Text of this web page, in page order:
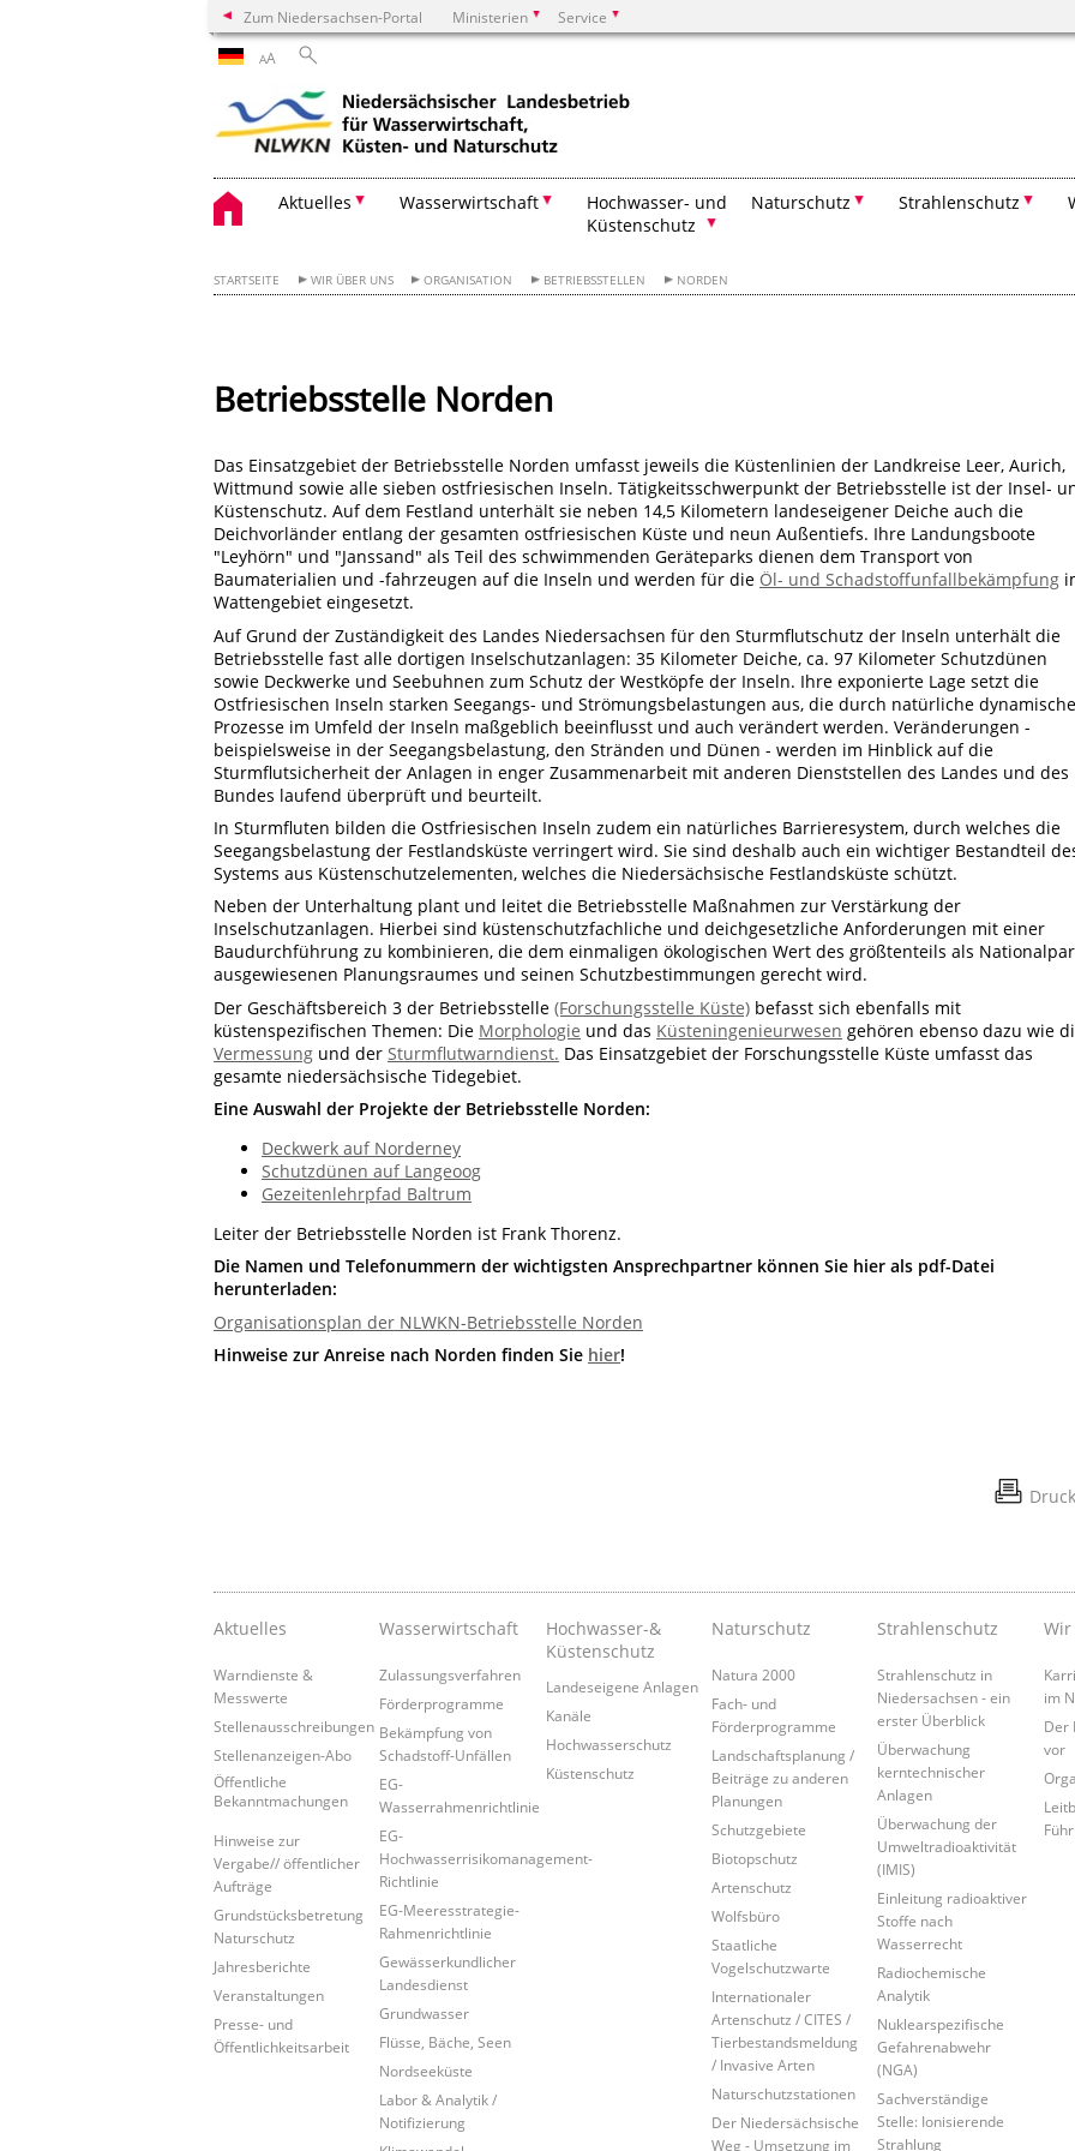
Zum Niedersachsen-Portal Ministerien Service
AA
Aktuelles Wasserwirtschaft
Hochwasser- und
Küstenschutz
Naturschutz Strahlenschutz
STARTSEITE WIR ÜBER UNS ORGANISATION BETRIEBSSTELLEN NORDEN
Betriebsstelle Norden
Das Einsatzgebiet der Betriebsstelle Norden umfasst jeweils die Küstenlinien der Landkreise Leer, Aurich,
Wittmund sowie alle sieben ostfriesischen Inseln. Tätigkeitsschwerpunkt der Betriebsstelle ist der Insel-
Küstenschutz. Auf dem Festland unterhält sie neben 14,5 Kilometern landeseigener Deiche auch die
Deichvorländer entlang der gesamten ostfriesischen Küste und neun Außentiefs. Ihre Landungsboote
"Leyhörn" und "Janssand" als Teil des schwimmenden Geräteparks dienen dem Transport von
Baumaterialien und -fahrzeugen auf die Inseln und werden für die Öl- und Schadstoffunfallbekämpfung
Wattengebiet eingesetzt.
Auf Grund der Zuständigkeit des Landes Niedersachsen für den Sturmflutschutz der Inseln unterhält die
Betriebsstelle fast alle dortigen Inselschutzanlagen: 35 Kilometer Deiche, ca. 97 Kilometer Schutzdünen
sowie Deckwerke und Seebuhnen zum Schutz der Westköpfe der Inseln. Ihre exponierte Lage setzt die
Ostfriesischen Inseln starken Seegangs- und Strömungsbelastungen aus, die durch natürliche dynamische
Prozesse im Umfeld der Inseln maßgeblich beeinflusst und auch verändert werden. Veränderungen -
beispielsweise in der Seegangsbelastung, den Stränden und Dünen - werden im Hinblick auf die
Sturmflutsicherheit der Anlagen in enger Zusammenarbeit mit anderen Dienststellen des Landes und des
Bundes laufend überprüft und beurteilt.
In Sturmfluten bilden die Ostfriesischen Inseln zudem ein natürliches Barrieresystem, durch welches die
Seegangsbelastung der Festlandsküste verringert wird. Sie sind deshalb auch ein wichtiger Bestandteil
Systems aus Küstenschutzelementen, welches die Niedersächsische Festlandsküste schützt.
Neben der Unterhaltung plant und leitet die Betriebsstelle Maßnahmen zur Verstärkung der
Inselschutzanlagen. Hierbei sind küstenschutzfachliche und deichgesetzliche Anforderungen mit einer
Baudurchführung zu kombinieren, die dem einmaligen ökologischen Wert des größtenteils als
ausgewiesenen Planungsraumes und seinen Schutzbestimmungen gerecht wird.
Der Geschäftsbereich 3 der Betriebsstelle (Forschungsstelle Küste) befasst sich ebenfalls mit
küstenspezifischen Themen: Die Morphologie und das Küsteningenieurwesen gehören ebenso dazu wie
Vermessung und der Sturmflutwarndienst. Das Einsatzgebiet der Forschungsstelle Küste umfasst das
gesamte niedersächsische Tidegebiet.
Eine Auswahl der Projekte der Betriebsstelle Norden:
Deckwerk auf Norderney
Schutzdünen auf Langeoog
Gezeitenlehrpfad Baltrum
Leiter der Betriebsstelle Norden ist Frank Thorenz.
Die Namen und Telefonummern der wichtigsten Ansprechpartner können Sie hier als pdf-Datei
herunterladen:
Organisationsplan der NLWKN-Betriebsstelle Norden
Hinweise zur Anreise nach Norden finden Sie hier!
Aktuelles
Warndienste &
Messwerte
Stellenausschreibungen
Stellenanzeigen-Abo
Öffentliche
Bekanntmachungen
Hinweise zur
Vergabe// öffentlicher
Aufträge
Grundstücksbetretung
Naturschutz
Jahresberichte
Veranstaltungen
Presse- und
Öffentlichkeitsarbeit
Wasserwirtschaft
Zulassungsverfahren
Förderprogramme
Bekämpfung von
Schadstoff-Unfällen
EG-
Wasserrahmenrichtlinie
EG-
Hochwasserrisikomanagement-
Richtlinie
EG-Meeresstrategie-
Rahmenrichtlinie
Gewässerkundlicher
Landesdienst
Grundwasser
Flüsse, Bäche, Seen
Nordseeküste
Labor & Analytik /
Notifizierung
Hochwasser-&
Küstenschutz
Landeseigene Anlagen
Kanäle
Hochwasserschutz
Küstenschutz
Naturschutz
Natura 2000
Fach- und
Förderprogramme
Landschaftsplanung /
Beiträge zu anderen
Planungen
Schutzgebiete
Biotopschutz
Artenschutz
Wolfsbüro
Staatliche
Vogelschutzwarte
Internationaler
Artenschutz / CITES /
Tierbestandsmeldung
/ Invasive Arten
Naturschutzstationen
Der Niedersächsische
Weg - Umsetzung im
Strahlenschutz
Strahlenschutz in
Niedersachsen - ein
erster Überblick
Überwachung
kerntechnischer
Anlagen
Überwachung der
Umweltradioaktivität
(IMIS)
Einleitung radioaktiver
Stoffe nach
Wasserrecht
Radiochemische
Analytik
Nuklearspezifische
Gefahrenabwehr
(NGA)
Sachverständige
Stelle: Ionisierende
Strahlung
im
Der
vor